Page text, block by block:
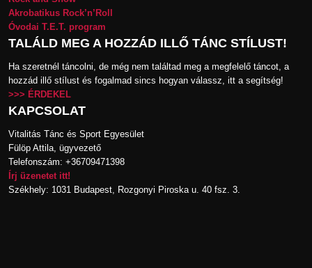
Akrobatikus Rock’n’Roll
Óvodai T.E.T. program
TALÁLD MEG A HOZZÁD ILLŐ TÁNC STÍLUST!
Ha szeretnél táncolni, de még nem találtad meg a megfelelő táncot, a
hozzád illő stílust és fogalmad sincs hogyan válassz, itt a segítség!
>>> ÉRDEKEL
KAPCSOLAT
Vitalitás Tánc és Sport Egyesület
Fülöp Attila, ügyvezető
Telefonszám: +36709471398
Írj üzenetet itt!
Székhely: 1031 Budapest, Rozgonyi Piroska u. 40 fsz. 3.